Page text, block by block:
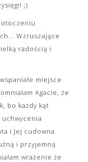
;)
otoczeniu
Wzruszające
radością i
miejsce
Agacie, że
bo każdy kąt
i Jej cudowna
i przyjemną
wrażenie że